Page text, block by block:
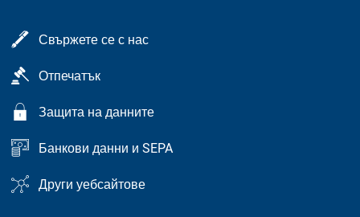
Свържете се с нас
Отпечатък
Защита на данните
Банкови данни и SEPA
Други уебсайтове